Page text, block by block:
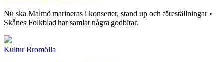
Nu ska Malmö marineras i konserter, stand up och föreställningar •
Skånes Folkblad har samlat några godbitar.
Kultur Bromölla